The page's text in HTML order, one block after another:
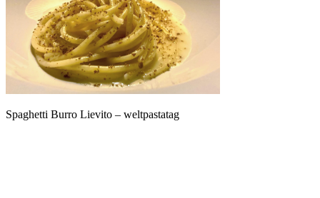
Spaghetti Burro Lievito – weltpastatag